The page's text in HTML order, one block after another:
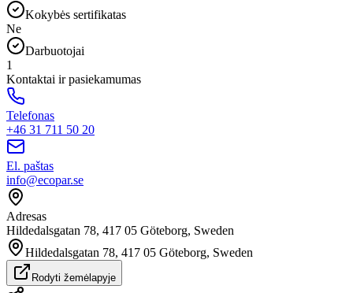
Kokybės sertifikatas
Ne
Darbuotojai
1
Kontaktai ir pasiekamumas
Telefonas
+46 31 711 50 20
El. paštas
info@ecopar.se
Adresas
Hildedalsgatan 78, 417 05 Göteborg, Sweden
Hildedalsgatan 78, 417 05 Göteborg, Sweden
Rodyti žemėlapyje